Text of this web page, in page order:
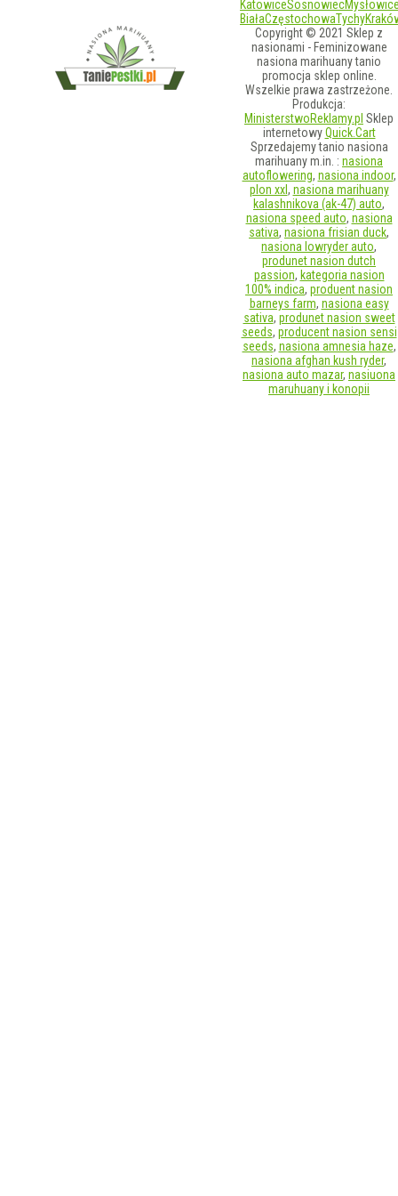
KatowiceSosnowiec
BiałaCzęstochowaTychy
Copyright © 2021 Sklep z
nasionami - Feminizowane
nasiona marihuany tanio
promocja sklep online.
Wszelkie prawa zastrzeżone.
Produkcja:
MinisterstwoReklamy.pl Sklep
internetowyQuick.Cart
Sprzedajemy tanio nasiona
marihuany m.in. : nasiona
autoflowering, nasiona indoor,
plon xxl, nasiona marihuany
kalashnikova (ak-47) auto,
nasiona speed auto, nasiona
sativa, nasiona frisian duck,
nasiona lowryder auto,
produnet nasion dutch
passion, kategoria nasion
100% indica, produent nasion
barneys farm, nasiona easy
sativa, produnet nasion sweet
seeds, producent nasion sensi
seeds, nasiona amnesia haze,
nasiona afghan kush ryder,
nasiona auto mazar, nasiuona
maruhuany i konopii